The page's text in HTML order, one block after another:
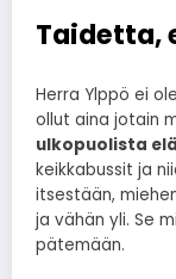
Taidetta,
Herra Ylppö ei
ollut aina jotain
ulkopuolista
keikkabussit ja
itsestään,
ja vähän yli. Se
pätemään.